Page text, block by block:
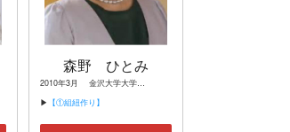
森野 ひとみ
2010年3月 金沢大学大学院 博士後期課程修了（自然科学・学術博士） 2010年4月 株式会社片山商店 副主任研究員 2003-2017年 高等学校常勤講師 2016年4月-2017年3月 シスメックス株式会社 子宮頚がん領域血液・試薬チーム 研究補助員 現在 ・神戸女子大学 客員研究員 ・同志社女子大学 講師 ・大阪教育大学 講師 ・和歌山県教育委員会 被服学 講師 ・森野工業株式会社 役員 ・NPO法人関西子宮頸がん予防 研究会 理事長
▶ 【①組紐作り】